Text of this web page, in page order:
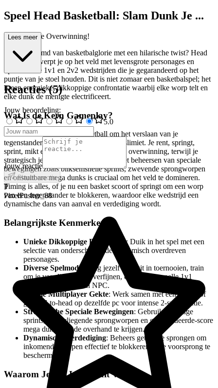
Speel Head Basketball: Slam Dunk Je ...
Weg Naar de Overwinning!
Ooit gedroomd van basketbalglorie met een hilarische twist? Head
Basketball werpt je op het veld met levensgrote personages en
opwindende 1v1 en 2v2 wedstrijden die je gegarandeerd op het
puntje van je stoel houden. Dit is niet zomaar een basketbalspel; het
is een energieke, dikkoppige confrontatie waarbij elke worp telt en
elke dunk de menigte electrificeert.
Wat Is de Kern Gameplay?
In essentie draait Head Basketball om het verslaan van je
tegenstander binnen een spannende tijdslimiet. Je rent, springt,
sprint, mikt en schiet je een weg naar de overwinning, terwijl je
strategisch je eigen basket verdedigt. Het beheersen van speciale
bewegingen zoals bliksemsnelle sprints, zwevende sprongworpen
en onstuitbare mega dunks is cruciaal om het veld te domineren.
Timing is alles, of je nu een basket scoort of springt om een worp
van een tegenstander te blokkeren, waardoor elke wedstrijd een
dynamische dans van aanval en verdediging wordt.
Belangrijkste Kenmerken
Unieke Dikkoppige Personages: Duik in het spel met een
selectie van onderscheidende en komisch overdreven
personages.
Diverse Spelmodi
: Daag jezelf solo uit in toernooien, train
om je vaardigheden te verfijnen, of spring in snelle 1v1
wedstrijden tegen een NPC.
Lokale Multiplayer Gekte: Werk samen met een vriend of
ga head-to-head op dezelfde pc voor intense 2-speler actie.
Strategische Speciale Bewegingen: Gebruik krachtige
sprints, hoogvliegende sprongworpen en gegarandeerde-score
mega dunks om de overhand te krijgen.
Dynamische Verdediging: Beheers getimede sprongen om
inkomende worpen effectief te blokkeren en je voorsprong te
beschermen.
Waarom Je Het Leuk Zult Vinden
Lees meer
Reacties(5)
Jouw beoordeling:
5.0
Jouw reactie
Plaats reactie
P
PixelPusher_88